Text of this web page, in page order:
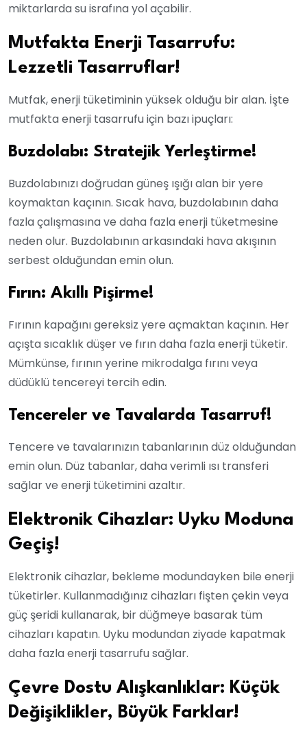
miktarlarda su israfına yol açabilir.
Mutfakta Enerji Tasarrufu:
Lezzetli Tasarruflar!
Mutfak, enerji tüketiminin yüksek olduğu bir alan. İşte
mutfakta enerji tasarrufu için bazı ipuçları:
Buzdolabı: Stratejik Yerleştirme!
Buzdolabınızı doğrudan güneş ışığı alan bir yere
koymaktan kaçının. Sıcak hava, buzdolabının daha
fazla çalışmasına ve daha fazla enerji tüketmesine
neden olur. Buzdolabının arkasındaki hava akışının
serbest olduğundan emin olun.
Fırın: Akıllı Pişirme!
Fırının kapağını gereksiz yere açmaktan kaçının. Her
açışta sıcaklık düşer ve fırın daha fazla enerji tüketir.
Mümkünse, fırının yerine mikrodalga fırını veya
düdüklü tencereyi tercih edin.
Tencereler ve Tavalarda Tasarruf!
Tencere ve tavalarınızın tabanlarının düz olduğundan
emin olun. Düz tabanlar, daha verimli ısı transferi
sağlar ve enerji tüketimini azaltır.
Elektronik Cihazlar: Uyku Moduna
Geçiş!
Elektronik cihazlar, bekleme modundayken bile enerji
tüketirler. Kullanmadığınız cihazları fişten çekin veya
güç şeridi kullanarak, bir düğmeye basarak tüm
cihazları kapatın. Uyku modundan ziyade kapatmak
daha fazla enerji tasarrufu sağlar.
Çevre Dostu Alışkanlıklar: Küçük
Değişiklikler, Büyük Farklar!